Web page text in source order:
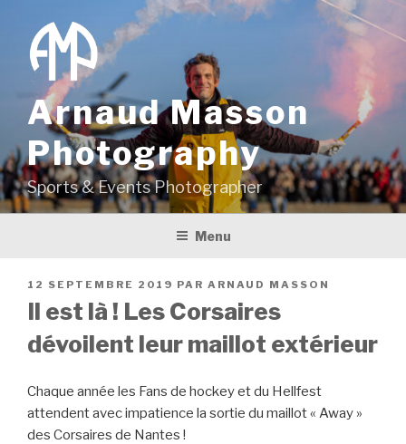
contenu
principal
Arnaud Masson
Photography
Sports & Events Photographer
Menu
PUBLIÉ
LE
12 SEPTEMBRE 2019 PAR ARNAUD MASSON
Il est là ! Les Corsaires
dévoilent leur maillot extérieur
Chaque année les Fans de hockey et du Hellfest
attendent avec impatience la sortie du maillot « Away »
des Corsaires de Nantes !